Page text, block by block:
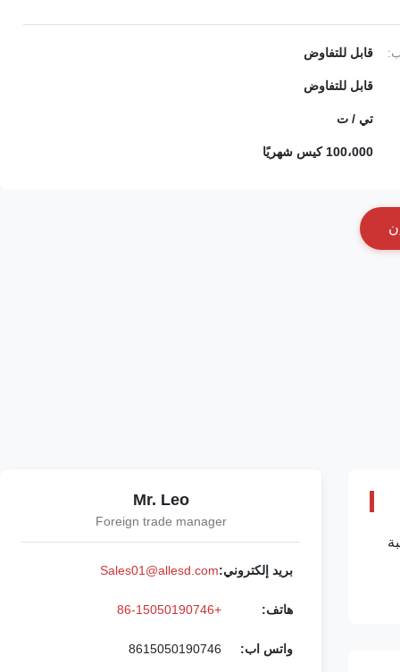
قابل للتفاوض
قابل للتفاوض
تي / ت
100،000 كيس شهريًا
ن
/ الحقيبة
Mr. Leo
Foreign trade manager
بريد إلكتروني:Sales01@allesd.com
هاتف: +86-15050190746
واتس اب: 8615050190746